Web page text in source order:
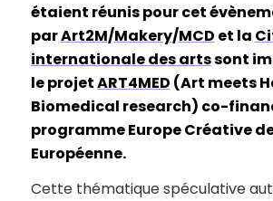
étaient réunis pour cet
parArt2M/Makery/MCD et la
internationale des artssont
le projetART4MED (Art meets
Biomedical research) co-
programme Europe Créative
Européenne.
Cette thématique spéculative